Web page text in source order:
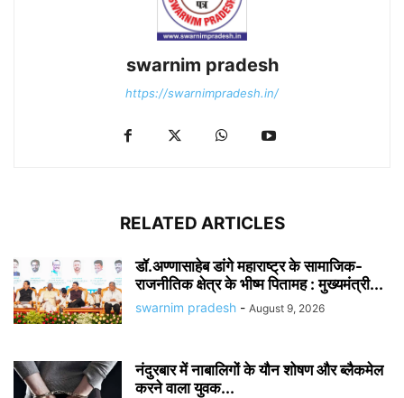
swarnim pradesh
https://swarnimpradesh.in/
RELATED ARTICLES
डॉ.अण्णासाहेब डांगे महाराष्ट्र के सामाजिक-
राजनीतिक क्षेत्र के भीष्म पितामह : मुख्यमंत्री...
swarnim pradesh - August 9, 2026
नंदुरबार में नाबालिगों के यौन शोषण और ब्लैकमेल
करने वाला युवक...